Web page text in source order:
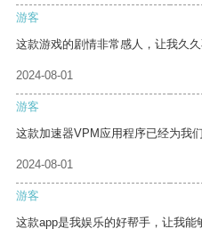
游客
这款游戏的剧情非常感人，让我久久
2024-08-01
游客
这款加速器VPM应用程序已经为我
2024-08-01
游客
这款app是我娱乐的好帮手，让我能